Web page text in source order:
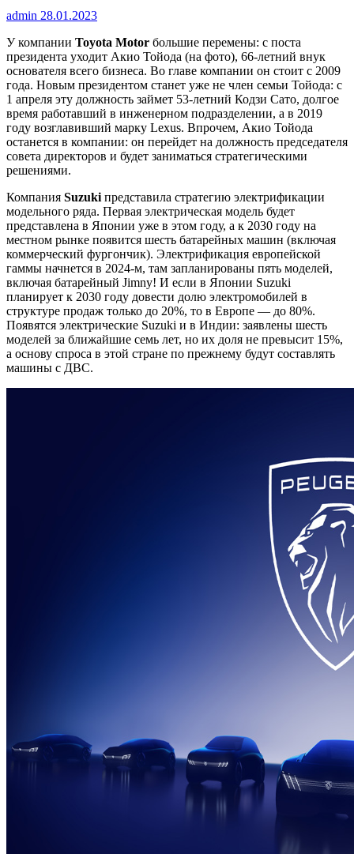
admin 28.01.2023
У компании Toyota Motor большие перемены: с поста
президента уходит Акио Тойода (на фото), 66-летний внук
основателя всего бизнеса. Во главе компании он стоит с 2009
года. Новым президентом станет уже не член семьи Тойода: с
1 апреля эту должность займет 53-летний Кодзи Сато, долгое
время работавший в инженерном подразделении, а в 2019
году возглавивший марку Lexus. Впрочем, Акио Тойода
останется в компании: он перейдет на должность председателя
совета директоров и будет заниматься стратегическими
решениями.
Компания Suzuki представила стратегию электрификации
модельного ряда. Первая электрическая модель будет
представлена в Японии уже в этом году, а к 2030 году на
местном рынке появится шесть батарейных машин (включая
коммерческий фургончик). Электрификация европейской
гаммы начнется в 2024-м, там запланированы пять моделей,
включая батарейный Jimny! И если в Японии Suzuki
планирует к 2030 году довести долю электромобилей в
структуре продаж только до 20%, то в Европе — до 80%.
Появятся электрические Suzuki и в Индии: заявлены шесть
моделей за ближайшие семь лет, но их доля не превысит 15%,
а основу спроса в этой стране по прежнему будут составлять
машины с ДВС.